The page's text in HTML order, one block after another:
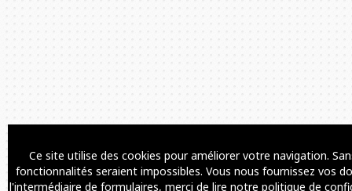
Ce site utilise des cookies pour améliorer votre navigation.
fonctionnalités seraient impossibles. Vous nous fournissez vos
l'intermédiaire de formulaires, merci de lire notre politique de